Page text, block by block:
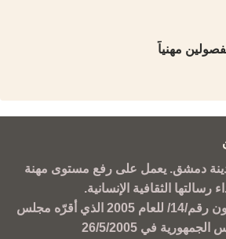
مهنياً
دمشق. يعمل على رفع مستوى مهنة
رسالتها الثقافية الإنسانية.
تم إنشاؤه بموجب القانون رقم/14/ للعام 2005 الذي أقرّه مجلس
في 26/5/2005